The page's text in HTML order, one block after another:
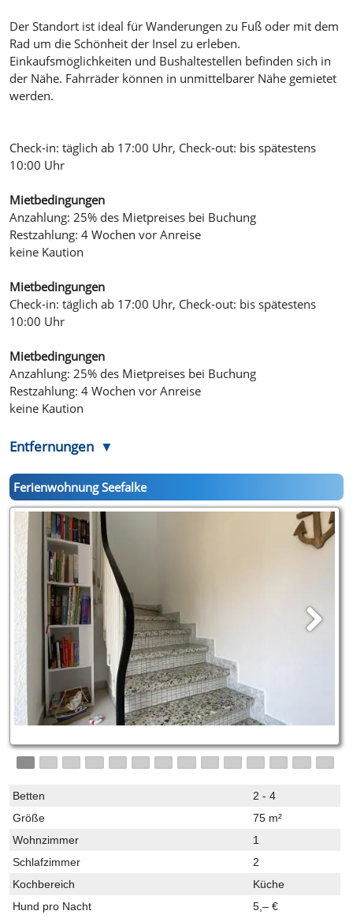
Der Standort ist ideal für Wanderungen zu Fuß oder mit dem
Rad um die Schönheit der Insel zu erleben.
Einkaufsmöglichkeiten und Bushaltestellen befinden sich in
der Nähe. Fahrräder können in unmittelbarer Nähe gemietet
werden.
Check-in: täglich ab 17:00 Uhr, Check-out: bis spätestens
10:00 Uhr
Mietbedingungen
Anzahlung: 25% des Mietpreises bei Buchung
Restzahlung: 4 Wochen vor Anreise
keine Kaution
Mietbedingungen
Check-in: täglich ab 17:00 Uhr, Check-out: bis spätestens
10:00 Uhr
Mietbedingungen
Anzahlung: 25% des Mietpreises bei Buchung
Restzahlung: 4 Wochen vor Anreise
keine Kaution
Entfernungen
Ferienwohnung Seefalke
Betten
2 - 4
Größe
75 m²
Wohnzimmer
1
Schlafzimmer
2
Kochbereich
Küche
Hund pro Nacht
5,– €